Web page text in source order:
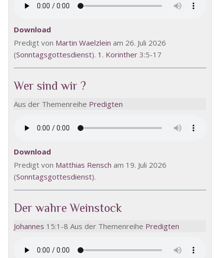
Download
Predigt von Martin Waelzlein am 26. Juli 2026
(Sonntagsgottesdienst). 1. Korinther 3:5-17
Wer sind wir ?
Aus der Themenreihe Predigten
Download
Predigt von Matthias Rensch am 19. Juli 2026
(Sonntagsgottesdienst).
Der wahre Weinstock
Johannes 15:1-8 Aus der Themenreihe Predigten